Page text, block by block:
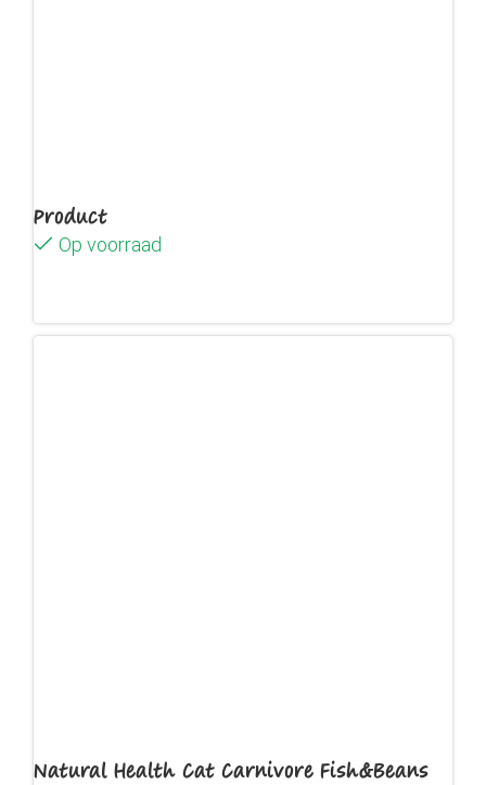
Product
Op voorraad
Natural Health Cat Carnivore Fish&Beans